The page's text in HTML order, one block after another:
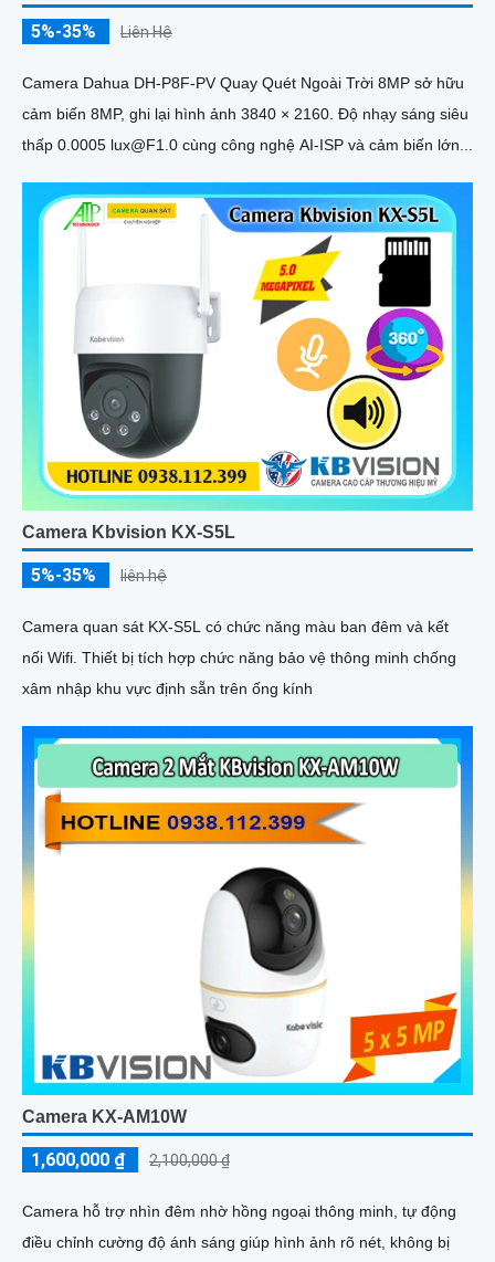
5%-35% Liên Hệ
Camera Dahua DH-P8F-PV Quay Quét Ngoài Trời 8MP sở hữu
cảm biến 8MP, ghi lại hình ảnh 3840 × 2160. Độ nhạy sáng siêu
thấp 0.0005 lux@F1.0 cùng công nghệ AI-ISP và cảm biến lớn...
Camera Kbvision KX-S5L
5%-35% liên hệ
Camera quan sát KX-S5L có chức năng màu ban đêm và kết
nối Wifi. Thiết bị tích hợp chức năng bảo vệ thông minh chống
xâm nhập khu vực định sẵn trên ống kính
Camera KX-AM10W
1,600,000 ₫ 2,100,000 ₫
Camera hỗ trợ nhìn đêm nhờ hồng ngoại thông minh, tự động
điều chỉnh cường độ ánh sáng giúp hình ảnh rõ nét, không bị